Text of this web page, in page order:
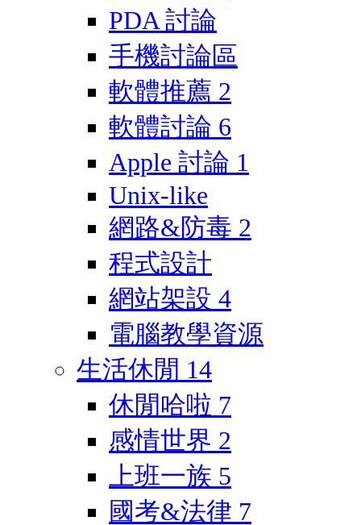
PDA 討論
手機討論區
軟體推薦 2
軟體討論 6
Apple 討論 1
Unix-like
網路&防毒 2
程式設計
網站架設 4
電腦教學資源
生活休閒 14
休閒哈啦 7
感情世界 2
上班一族 5
國考&法律 7